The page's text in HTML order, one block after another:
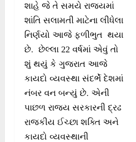
શાહે જે તે સમયે રાજ્યમાં
શાંતિ સલામતી માટેના લીધેલા
નિર્ણયો આજે ફળીભુત થયા
છે. છેલ્લા 22 વર્ષમાં એવું તો
શું થયું કે ગુજરાત આજે
કાયદો વ્યવસ્થા સંદર્ભે દેશમાં
નંબર વન બન્યું છે. એની
પાછળ રાજ્ય સરકારની દ્રઢ
રાજકીય ઈચ્છા શક્તિ અને
કાયદો વ્યવસ્થાની